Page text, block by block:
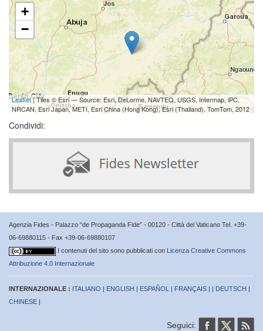
+
−
Leaflet| Tiles © Esri — Source: Esri, DeLorme, NAVTEQ, USGS, Intermap, iPC,
NRCAN, Esri Japan, METI, Esri China (Hong Kong), Esri (Thailand), TomTom, 2012
Condividi:
Agenzia Fides - Palazzo “de Propaganda Fide” - 00120 - Città del Vaticano Tel. +39-
06-69880115 - Fax +39-06-69880107
I contenuti del sito sono pubblicati con Licenza Creative Commons
Attribuzione 4.0 Internazionale
INTERNAZIONALE : ITALIANO | ENGLISH | ESPAÑOL | FRANÇAIS | | DEUTSCH |
CHINESE |
Seguici: